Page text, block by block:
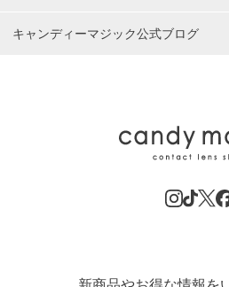
キャンディーマジック公式ブログ